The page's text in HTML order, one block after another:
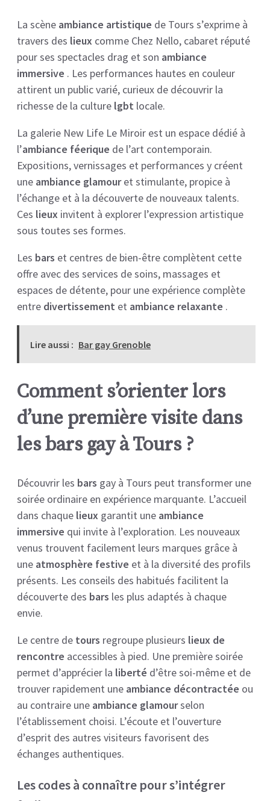
La scène ambiance artistique de Tours s’exprime à
travers des lieux comme Chez Nello, cabaret réputé
pour ses spectacles drag et son ambiance
immersive . Les performances hautes en couleur
attirent un public varié, curieux de découvrir la
richesse de la culture lgbt locale.
La galerie New Life Le Miroir est un espace dédié à
l’ambiance féerique de l’art contemporain.
Expositions, vernissages et performances y créent
une ambiance glamouret stimulante, propice à
l’échange et à la découverte de nouveaux talents.
Ces lieux invitent à explorer l’expression artistique
sous toutes ses formes.
Les bars et centres de bien-être complètent cette
offre avec des services de soins, massages et
espaces de détente, pour une expérience complète
entre divertissement et ambiance relaxante .
Lire aussi : Bar gay Grenoble
Comment s’orienter lors
d’une première visite dans
les bars gay à Tours ?
Découvrir les bars gay à Tours peut transformer une
soirée ordinaire en expérience marquante. L’accueil
dans chaque lieux garantit une ambiance
immersive qui invite à l’exploration. Les nouveaux
venus trouvent facilement leurs marques grâce à
une atmosphère festive et à la diversité des profils
présents. Les conseils des habitués facilitent la
découverte des bars les plus adaptés à chaque
envie.
Le centre de tours regroupe plusieurs lieux de
rencontre accessibles à pied. Une première soirée
permet d’apprécier la liberté d’être soi-même et de
trouver rapidement une ambiance décontractée ou
au contraire une ambiance glamourselon
l’établissement choisi. L’écoute et l’ouverture
d’esprit des autres visiteurs favorisent des
échanges authentiques.
Les codes à connaître pour s’intégrer